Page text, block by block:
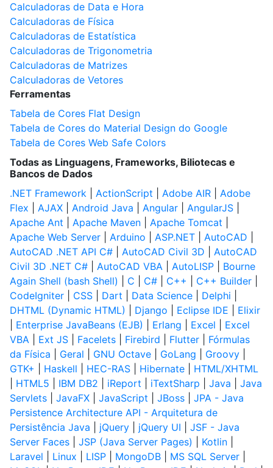
Calculadoras de Data e Hora
Calculadoras de Física
Calculadoras de Estatística
Calculadoras de Trigonometria
Calculadoras de Matrizes
Calculadoras de Vetores
Ferramentas
Tabela de Cores Flat Design
Tabela de Cores do Material Design do Google
Tabela de Cores Web Safe Colors
Todas as Linguagens, Frameworks, Biliotecas e
Bancos de Dados
.NET Framework
ActionScript Adobe AIR
Adobe
Flex
AJAX Android Java Angular AngularJS
Apache Ant
Apache Maven Apache Tomcat
Apache Web Server
Arduino ASP.NET AutoCAD
AutoCAD .NET API C#
AutoCAD Civil 3D
AutoCAD
Civil 3D .NET C#
AutoCAD VBA AutoLISP
Bourne
Again Shell (bash Shell)
C C# C++ C++ Builder
CodeIgniter
CSS Dart Data Science Delphi
DHTML (Dynamic HTML)
Django Eclipse IDE
Elixir
Enterprise JavaBeans (EJB) Erlang Excel
Excel
VBA
Ext JS Facelets Firebird Flutter
Fórmulas
da Física
Geral GNU Octave GoLang Groovy
GTK+
Haskell HEC-RAS Hibernate
HTML/XHTML
HTML5 IBM DB2 iReport iTextSharp Java
Java
Servlets
JavaFX JavaScript JBoss
JPA - Java
Persistence Architecture API - Arquitetura de
Persistência Java
jQuery jQuery UI
JSF - Java
Server Faces
JSP (Java Server Pages) Kotlin
Laravel
Linux LISP MongoDB MS SQL Server